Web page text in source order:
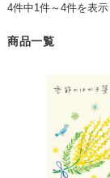
4件中1件～4件を表示
商品一覧